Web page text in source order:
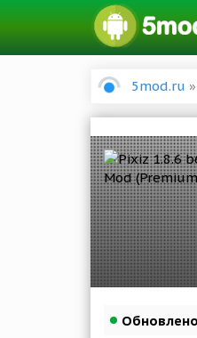
5mod.ru »